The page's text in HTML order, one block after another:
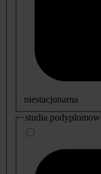
niestacjonarna
studia